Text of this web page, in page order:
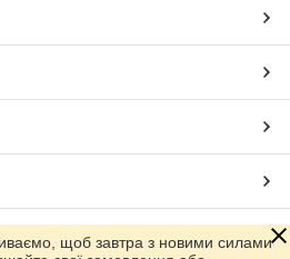
Prom.ua
щоб завтра з новими силами